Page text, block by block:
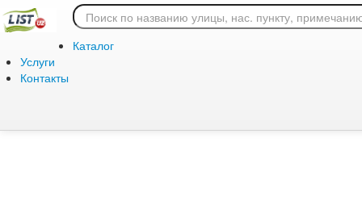
Каталог
Услуги
Контакты
Ошибка 404: страница